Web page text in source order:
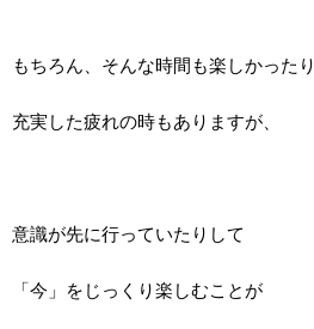
もちろん、そんな時間も楽しかったり
充実した疲れの時もありますが、
意識が先に行っていたりして
「今」をじっくり楽しむことが